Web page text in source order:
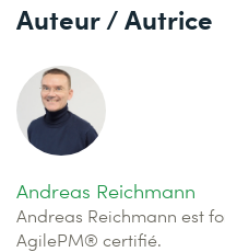
Auteur / Autrice
Andreas Reichmann
Andreas Reichmann est
AgilePM® certifié.